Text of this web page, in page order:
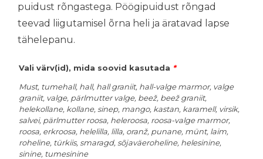
puidust rõngastega. Pöögipuidust rõngad
teevad liigutamisel õrna heli ja äratavad lapse
tähelepanu.
Vali värv(id), mida soovid kasutada *
Must, tumehall, hall, hall graniit, hall-valge marmor, valge
graniit, valge, pärlmutter valge, beež, beež graniit,
helekollane, kollane, sinep, mango, kastan, karamell, virsik,
salvei, pärlmutter roosa, heleroosa, roosa-valge marmor,
roosa, erkroosa, helelilla, lilla, oranž, punane, münt, laim,
roheline, türkiis, smaragd, sõjaväeroheline, helesinine,
sinine, tumesinine